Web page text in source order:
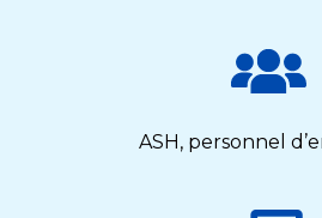
ASH, personnel